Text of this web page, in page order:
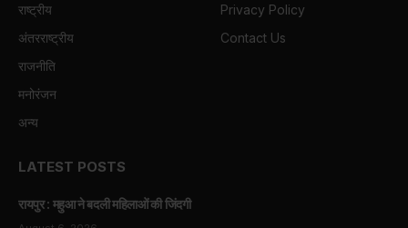
राष्ट्रीय
अंतरराष्ट्रीय
राजनीति
मनोरंजन
अन्य
Privacy Policy
Contact Us
LATEST POSTS
रायपुर : महुआ ने बदली महिलाओं की जिंदगी